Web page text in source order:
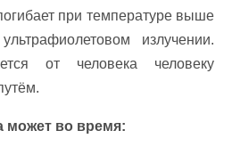
при температуре выше
излучении.
от человека человеку
может во время: